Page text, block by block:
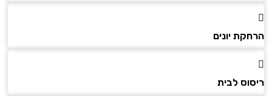
הרחקת יונים
ריסוס לבית